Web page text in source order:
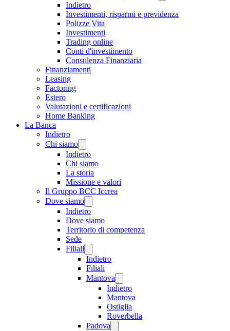
Indietro
Investimenti, risparmi e previdenza
Polizze Vita
Investimenti
Trading online
Conti d'investimento
Consulenza Finanziaria
Finanziamenti
Leasing
Factoring
Estero
Valutazioni e certificazioni
Home Banking
La Banca
Indietro
Chi siamo
Indietro
Chi siamo
La storia
Missione e valori
Il Gruppo BCC Iccrea
Dove siamo
Indietro
Dove siamo
Territorio di competenza
Sede
Filiali
Indietro
Filiali
Mantova
Indietro
Mantova
Ostiglia
Roverbella
Padova